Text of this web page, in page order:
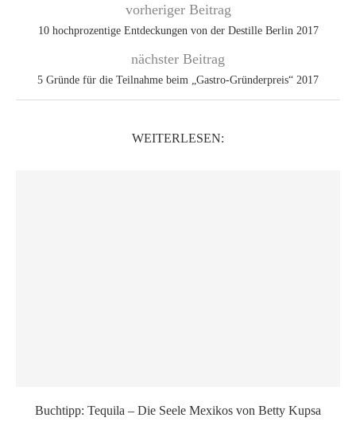
vorheriger Beitrag
10 hoch­prozentige Entdeckungen von der Destille Berlin 2017
nächster Beitrag
5 Gründe für die Teilnahme beim „Gastro-Gründerpreis“ 2017
WEITERLESEN:
Buchtipp: Tequila – Die Seele Mexikos von Betty Kupsa